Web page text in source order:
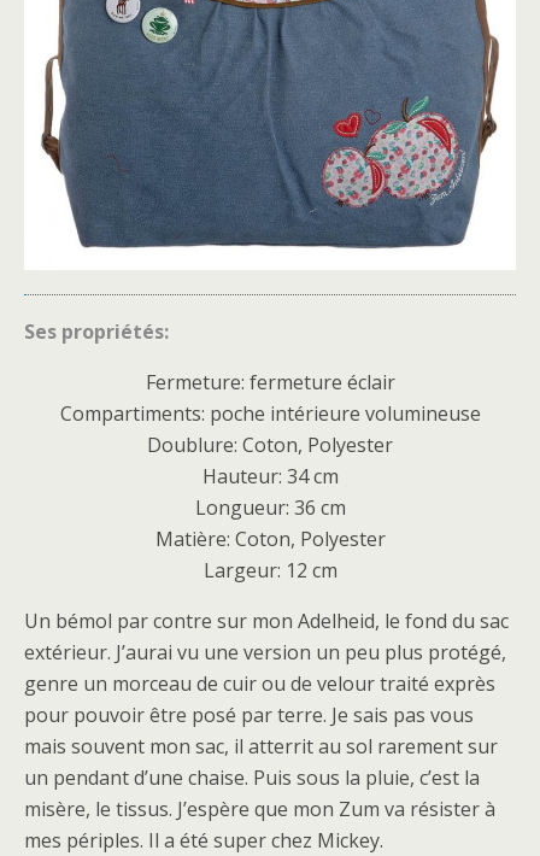
Ses propriétés:
Fermeture: fermeture éclair
Compartiments: poche intérieure volumineuse
Doublure: Coton, Polyester
Hauteur: 34 cm
Longueur: 36 cm
Matière: Coton, Polyester
Largeur: 12 cm
Un bémol par contre sur mon Adelheid, le fond du sac
extérieur. J’aurai vu une version un peu plus protégé,
genre un morceau de cuir ou de velour traité exprès
pour pouvoir être posé par terre. Je sais pas vous
mais souvent mon sac, il atterrit au sol rarement sur
un pendant d’une chaise. Puis sous la pluie, c’est la
misère, le tissus. J’espère que mon Zum va résister à
mes périples. Il a été super chez Mickey.